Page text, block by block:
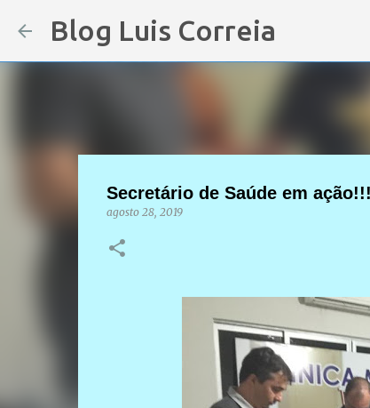
Blog Luis Correia
Secretário de Saúde em ação!!!
agosto 28, 2019